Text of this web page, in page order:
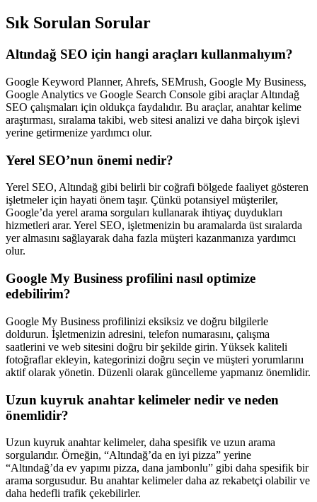
Sık Sorulan Sorular
Altındağ SEO için hangi araçları kullanmalıyım?
Google Keyword Planner, Ahrefs, SEMrush, Google My Business,
Google Analytics ve Google Search Console gibi araçlar Altındağ
SEO çalışmaları için oldukça faydalıdır. Bu araçlar, anahtar kelime
araştırması, sıralama takibi, web sitesi analizi ve daha birçok işlevi
yerine getirmenize yardımcı olur.
Yerel SEO’nun önemi nedir?
Yerel SEO, Altındağ gibi belirli bir coğrafi bölgede faaliyet gösteren
işletmeler için hayati önem taşır. Çünkü potansiyel müşteriler,
Google’da yerel arama sorguları kullanarak ihtiyaç duydukları
hizmetleri arar. Yerel SEO, işletmenizin bu aramalarda üst sıralarda
yer almasını sağlayarak daha fazla müşteri kazanmanıza yardımcı
olur.
Google My Business profilini nasıl optimize
edebilirim?
Google My Business profilinizi eksiksiz ve doğru bilgilerle
doldurun. İşletmenizin adresini, telefon numarasını, çalışma
saatlerini ve web sitesini doğru bir şekilde girin. Yüksek kaliteli
fotoğraflar ekleyin, kategorinizi doğru seçin ve müşteri yorumlarını
aktif olarak yönetin. Düzenli olarak güncelleme yapmanız önemlidir.
Uzun kuyruk anahtar kelimeler nedir ve neden
önemlidir?
Uzun kuyruk anahtar kelimeler, daha spesifik ve uzun arama
sorgularıdır. Örneğin, “Altındağ’da en iyi pizza” yerine
“Altındağ’da ev yapımı pizza, dana jambonlu” gibi daha spesifik bir
arama sorgusudur. Bu anahtar kelimeler daha az rekabetçi olabilir ve
daha hedefli trafik çekebilirler.